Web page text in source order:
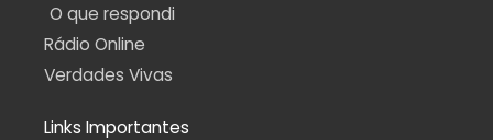
O que respondi
Rádio Online
Verdades Vivas
Links Importantes